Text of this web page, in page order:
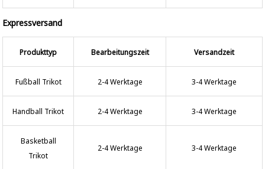
Expressversand
Produkttyp Bearbeitungszeit Versandzeit
Fußball Trikot 2-4 Werktage 3-4 Werktage
Handball Trikot 2-4 Werktage 3-4 Werktage
Basketball
Trikot
2-4 Werktage 3-4 Werktage